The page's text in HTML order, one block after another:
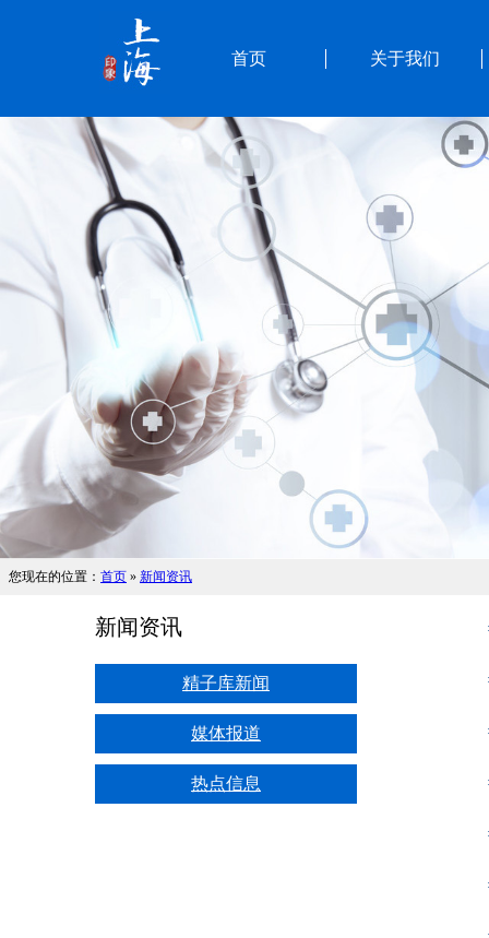
首页 关于我们
您现在的位置： 首页 » 新闻资讯
新闻资讯
精子库新闻
媒体报道
热点信息